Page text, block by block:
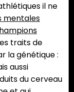
il ne
mentales
traits de
la génétique :
aussi
du cerveau